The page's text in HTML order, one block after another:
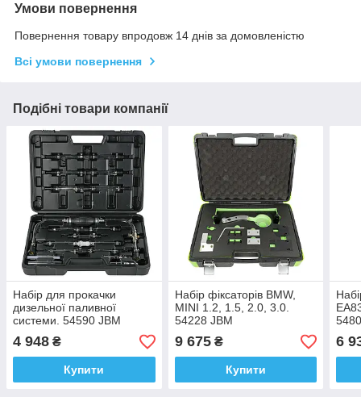
Умови повернення
Повернення товару впродовж 14 днів за домовленістю
Всі умови повернення
Подібні товари компанії
Набір для прокачки
дизельної паливної
системи. 54590 JBM
4 948 ₴
Купити
Набір фіксаторів BMW,
MINI 1.2, 1.5, 2.0, 3.0.
54228 JBM
9 675₴
Купити
6